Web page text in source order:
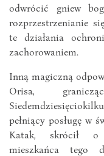
odwrócić gniew
rozprzestrzenianie
te działania
zachorowaniem.
Inną magiczną
Orisa,
pełniący posługę w
Katak, skrócił o
mieszkańca tego